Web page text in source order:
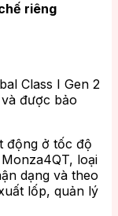
riêng
Class I Gen 2
được bảo
động ở tốc độ
Monza4QT, loại
dạng và theo
lốp, quản lý